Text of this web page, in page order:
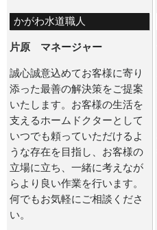
かがわ水道職人
片原 マネージャー
誠心誠意込めてお客様に寄り
添った最善の解決策をご提案
いたします。お客様の生活を
支えるホームドクターとして
いつでも頼っていただけるよ
うな存在を目指し、お客様の
立場に立ち、一緒に考えなが
らより良い作業を行います。
何でもお気軽にご相談くださ
い。